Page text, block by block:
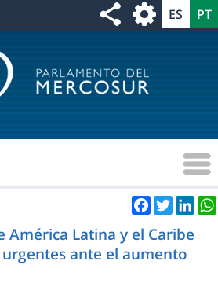
Facebook
Twitter
América Latina y el Caribe
ante el aumento